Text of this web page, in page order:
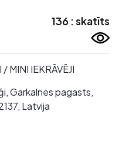
136 : skatīts
MINI IEKRĀVĒJI
Garkalnes pagasts,
Latvija